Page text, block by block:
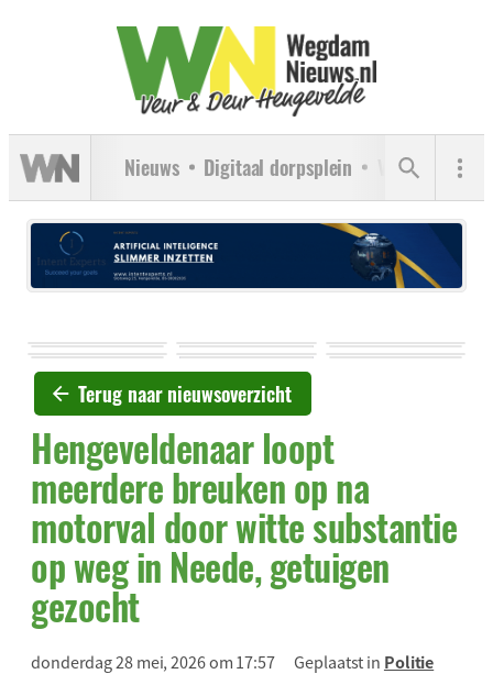
Nieuws Digitaal dorpsplein Verenigingen
Terug naar nieuwsoverzicht
Hengeveldenaar loopt
meerdere breuken op na
motorval door witte substantie
op weg in Neede, getuigen
gezocht
donderdag 28 mei, 2026 om 17:57 Geplaatst in Politie